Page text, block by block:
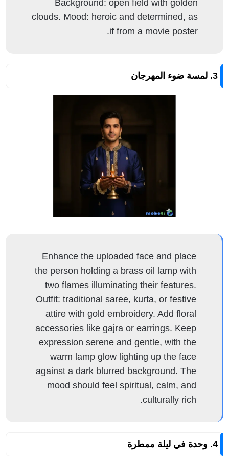
Background: open field with golden
clouds. Mood: heroic and determined, as
if from a movie poster.
3. لمسة ضوء المهرجان
Enhance the uploaded face and place
the person holding a brass oil lamp with
two flames illuminating their features.
Outfit: traditional saree, kurta, or festive
attire with gold embroidery. Add floral
accessories like gajra or earrings. Keep
expression serene and gentle, with the
warm lamp glow lighting up the face
against a dark blurred background. The
mood should feel spiritual, calm, and
culturally rich.
4. وحدة في ليلة ممطرة